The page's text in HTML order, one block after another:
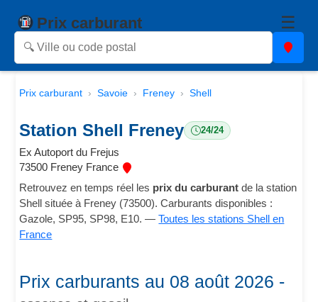
Prix carburant ☰
Prix carburant Savoie Freney Shell
Station Shell Freney 24/24
Ex Autoport du Frejus
73500 Freney France
Retrouvez en temps réel les prix du carburant de la station
Shell située à Freney (73500). Carburants disponibles :
Gazole, SP95, SP98, E10. —Toutes les stations Shell en
France
Prix carburants au 08 août 2026 -